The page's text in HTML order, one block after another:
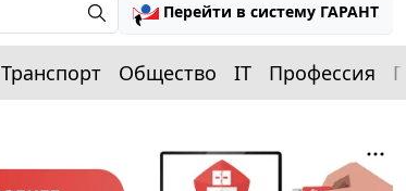
Перейти в систему ГАРАНТ
Транспорт Общество IT Профессия